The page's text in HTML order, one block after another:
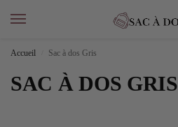
Accueil Sac à dos Gris
SAC À DOS GRIS